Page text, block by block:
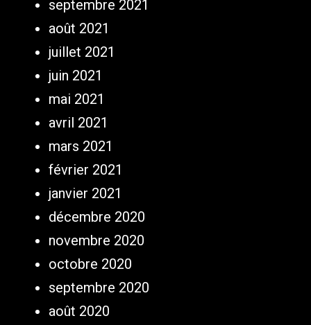
septembre 2021
août 2021
juillet 2021
juin 2021
mai 2021
avril 2021
mars 2021
février 2021
janvier 2021
décembre 2020
novembre 2020
octobre 2020
septembre 2020
août 2020